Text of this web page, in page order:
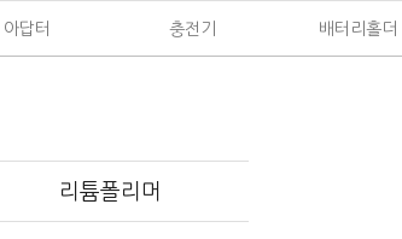
아답터 충전기 배터리홀더
리튬폴리머